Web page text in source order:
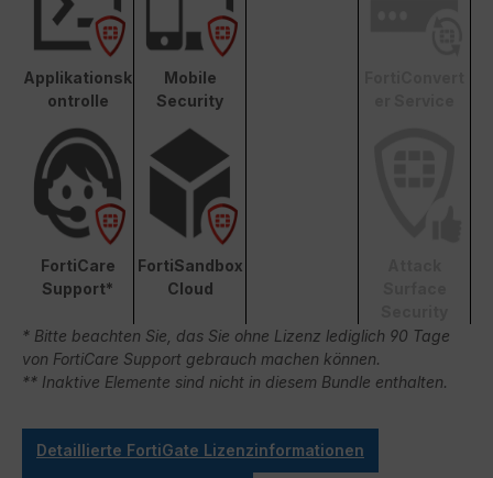
Applikationsk
ontrolle
Mobile
Security
FortiCare
Support*
FortiSandbox
Cloud
* Bitte beachten Sie, das Sie ohne Lizenz lediglich 90 Tage
von FortiCare Support gebrauch machen können.
** Inaktive Elemente sind nicht in diesem Bundle enthalten.
Detaillierte FortiGate Lizenzinformationen